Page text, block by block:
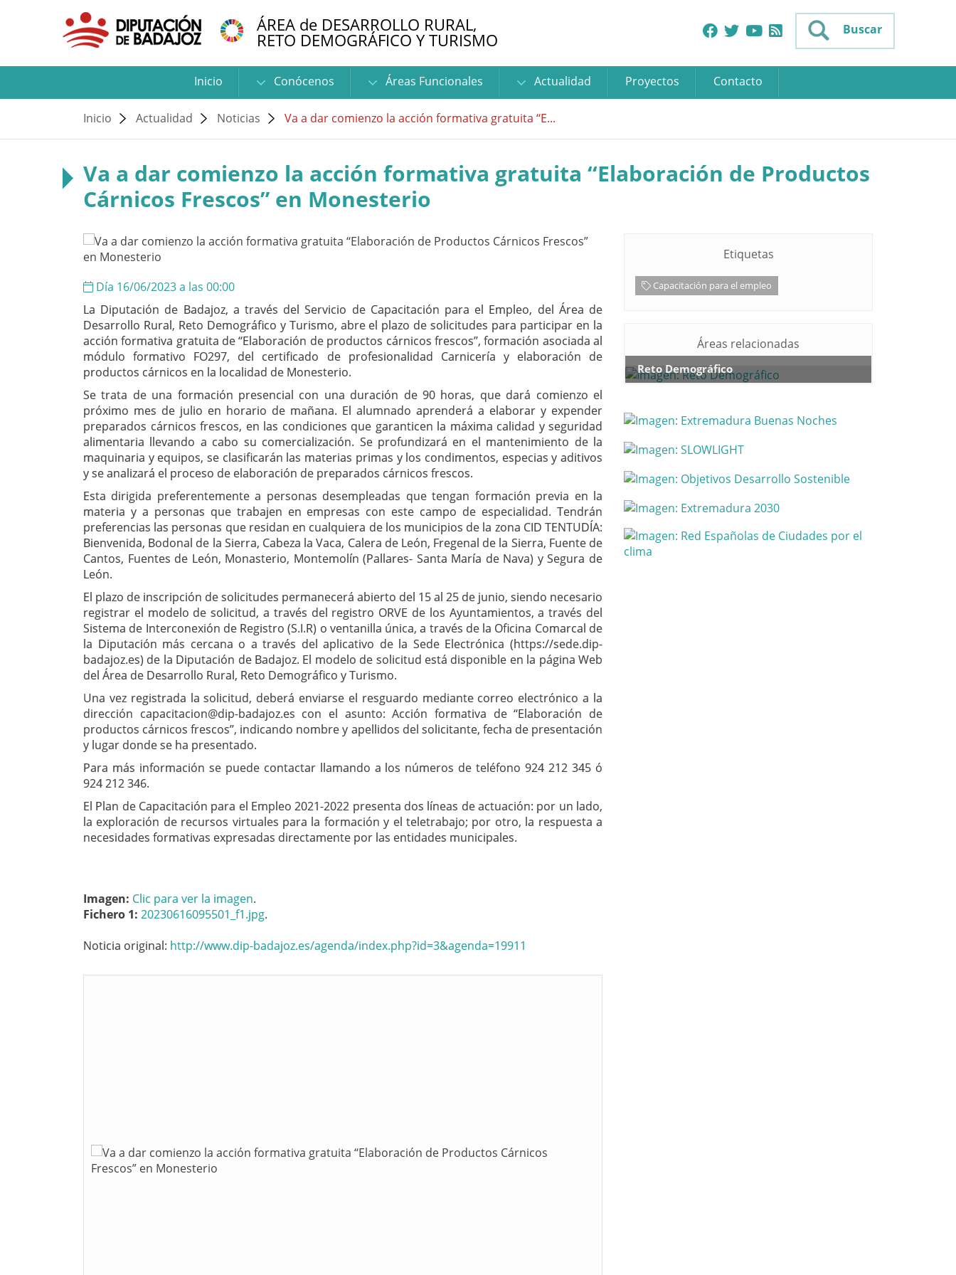
ÁREA de DESARROLLO RURAL,
RETO DEMOGRÁFICO Y TURISMO Buscar
Inicio Conócenos Áreas Funcionales Actualidad Proyectos Contacto
Inicio Actualidad Noticias Va a dar comienzo la acción formativa gratuita ‘‘E...
Va a dar comienzo la acción formativa gratuita ‘‘Elaboración de Productos
Cárnicos Frescos” en Monesterio
Día 16/06/2023 a las 00:00
La Diputación de Badajoz, a través del Servicio de Capacitación para el Empleo, del Área de
Desarrollo Rural, Reto Demográfico y Turismo, abre el plazo de solicitudes para participar en la
acción formativa gratuita de ‘‘Elaboración de productos cárnicos frescos’’, formación asociada al
módulo formativo FO297, del certificado de profesionalidad Carnicería y elaboración de
productos cárnicos en la localidad de Monesterio.
Se trata de una formación presencial con una duración de 90 horas, que dará comienzo el
próximo mes de julio en horario de mañana. El alumnado aprenderá a elaborar y expender
preparados cárnicos frescos, en las condiciones que garanticen la máxima calidad y seguridad
alimentaria llevando a cabo su comercialización. Se profundizará en el mantenimiento de la
maquinaria y equipos, se clasificarán las materias primas y los condimentos, especias y aditivos
y se analizará el proceso de elaboración de preparados cárnicos frescos.
Esta dirigida preferentemente a personas desempleadas que tengan formación previa en la
materia y a personas que trabajen en empresas con este campo de especialidad. Tendrán
preferencias las personas que residan en cualquiera de los municipios de la zona CID TENTUDÍA:
Bienvenida, Bodonal de la Sierra, Cabeza la Vaca, Calera de León, Fregenal de la Sierra, Fuente de
Cantos, Fuentes de León, Monasterio, Montemolín (Pallares- Santa María de Nava) y Segura de
León.
El plazo de inscripción de solicitudes permanecerá abierto del 15 al 25 de junio, siendo necesario
registrar el modelo de solicitud, a través del registro ORVE de los Ayuntamientos, a través del
Sistema de Interconexión de Registro (S.I.R) o ventanilla única, a través de la Oficina Comarcal de
la Diputación más cercana o a través del aplicativo de la Sede Electrónica (https://sede.dip-
badajoz.es) de la Diputación de Badajoz. El modelo de solicitud está disponible en la página Web
del Área de Desarrollo Rural, Reto Demográfico y Turismo.
Una vez registrada la solicitud, deberá enviarse el resguardo mediante correo electrónico a la
dirección capacitacion@dip-badajoz.es con el asunto: Acción formativa de ‘‘Elaboración de
productos cárnicos frescos’’, indicando nombre y apellidos del solicitante, fecha de presentación
y lugar donde se ha presentado.
Para más información se puede contactar llamando a los números de teléfono 924 212 345 ó
924 212 346.
El Plan de Capacitación para el Empleo 2021-2022 presenta dos líneas de actuación: por un lado,
la exploración de recursos virtuales para la formación y el teletrabajo; por otro, la respuesta a
necesidades formativas expresadas directamente por las entidades municipales.
Imagen: Clic para ver la imagen.
Fichero 1: 20230616095501_f1.jpg.
Noticia original: http://www.dip-badajoz.es/agenda/index.php?id=3&agenda=19911
Etiquetas
Capacitación para el empleo
Áreas relacionadas
Reto Demográfico